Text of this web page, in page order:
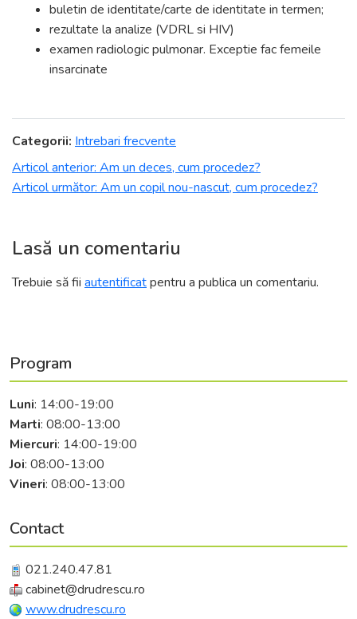
buletin de identitate/carte de identitate in termen;
rezultate la analize (VDRL si HIV)
examen radiologic pulmonar. Exceptie fac femeile
insarcinate
Categorii: Intrebari frecvente
Navigare
în
Articol anterior: Am un deces, cum procedez?
Articol următor: Am un copil nou-nascut, cum procedez?
Lasă un comentariu
Trebuie să fii autentificatpentru a publica un comentariu.
Program
Luni: 14:00-19:00
Marti: 08:00-13:00
Miercuri: 14:00-19:00
Joi: 08:00-13:00
Vineri: 08:00-13:00
Contact
021.240.47.81
cabinet@drudrescu.ro
www.drudrescu.ro